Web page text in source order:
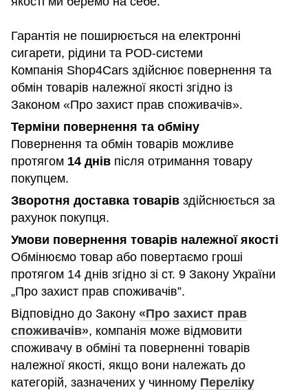
Гарантія не поширюється на електронні
сигарети, рідини та POD-системи
Компанія Shop4Cars здійснює повернення та
обмін товарів належної якості згідно із
Законом «Про захист прав споживачів».
Терміни повернення та обміну
Повернення та обмін товарів можливе
протягом 14 днів після отримання товару
покупцем.
Зворотня доставка товарів здійснюється за
рахунок покупця.
Умови повернення товарів належної якості
Обмінюємо товар або повертаємо гроші
протягом 14 днів згідно зі ст. 9 Закону України
„Про захист прав споживачів”.
Відповідно до Закону «Про захист прав
споживачів», компанія може відмовити
споживачу в обміні та поверненні товарів
належної якості, якщо вони належать до
категорій, зазначених у чинному Переліку